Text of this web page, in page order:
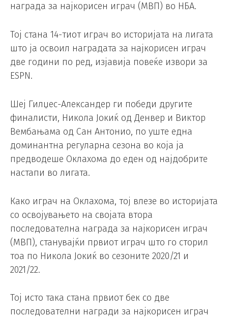
награда за најкорисен играч (MВП) во НБА.
Тој стана 14-тиот играч во историјата на лигата
што ја освоил наградата за најкорисен играч
две години по ред, изјавија повеќе извори за
ESPN.
Шеј Гилџес-Александер ги победи другите
финалисти, Никола Јокиќ од Денвер и Виктор
Вембањама од Сан Антонио, по уште една
доминантна регуларна сезона во која ја
предводеше Оклахома до еден од најдобрите
настапи во лигата.
Како играч на Оклахома, тој влезе во историјата
со освојувањето на својата втора
последователна награда за најкорисен играч
(MВП), станувајќи првиот играч што го сторил
тоа по Никола Јокиќ во сезоните 2020/21 и
2021/22.
Тој исто така стана првиот бек со две
последователни награди за најкорисен играч